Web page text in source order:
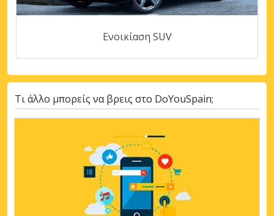
Ενοικίαση SUV
Τι άλλο μπορείς να βρεις στο DoYouSpain;